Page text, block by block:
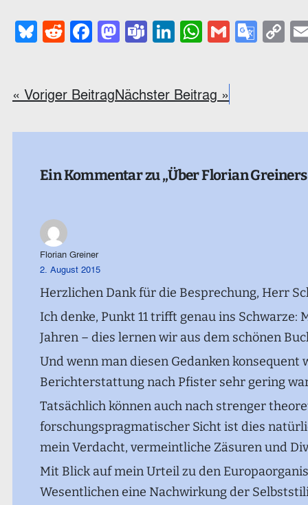
Bluesky
Reddit
Facebook
Mastodon
Teams
LinkedIn
WhatsApp
Gmail
« Voriger BeitragNächster Beitrag »
Ein Kommentar zu „Über Florian Greiners
Florian Greiner
2. August 2015
Herzlichen Dank für die Besprechung, Herr
Ich denke, Punkt 11 trifft genau ins
Jahren – dies lernen wir aus dem schönen
Und wenn man diesen Gedanken
Berichterstattung nach Pfister sehr gering
Tatsächlich können auch nach strenger
forschungspragmatischer Sicht ist dies
mein Verdacht, vermeintliche Zäsuren und
Mit Blick auf mein Urteil zu den
Wesentlichen eine Nachwirkung der